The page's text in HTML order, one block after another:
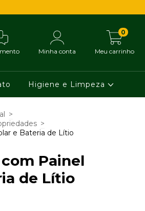
Minha conta Meu carrinho
0
Higiene e Limpeza
>
>
e Bateria de Lítio
Painel
de Lítio